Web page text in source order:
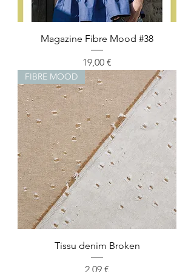
Magazine Fibre Mood #38
Prix
19,00 €
FIBRE MOOD
Tissu denim Broken
Prix
2,09 €